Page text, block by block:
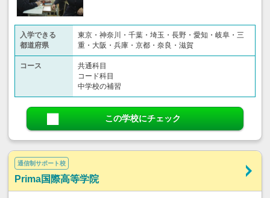
入学できる
都道府県
東京・神奈川・千葉・埼玉・長野・愛知・岐阜・三
重・大阪・兵庫・京都・奈良・滋賀
コース
共通科目
コード科目
中学校の補習
この学校にチェック
通信制サポート校
Prima国際高等学院